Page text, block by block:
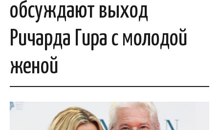
обсуждают выход
Ричарда Гира с молодой
женой